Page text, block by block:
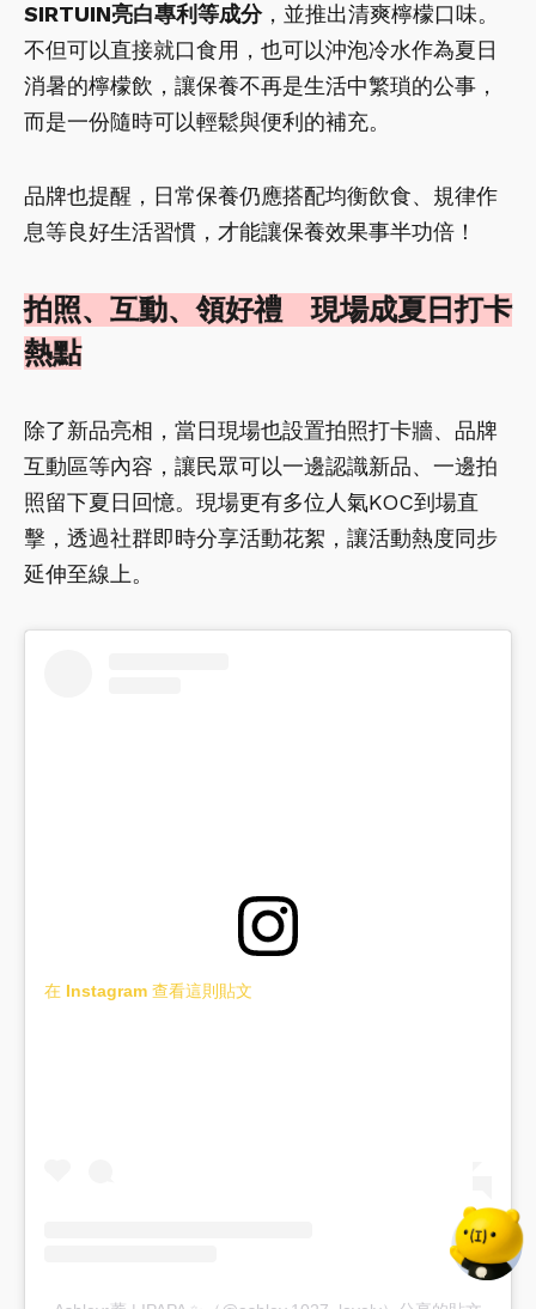
SIRTUIN亮白專利等成分，並推出清爽檸檬口味。
不但可以直接就口食用，也可以沖泡冷水作為夏日
消暑的檸檬飲，讓保養不再是生活中繁瑣的公事，
而是一份隨時可以輕鬆與便利的補充。
品牌也提醒，日常保養仍應搭配均衡飲食、規律作
息等良好生活習慣，才能讓保養效果事半功倍！
拍照、互動、領好禮 現場成夏日打卡
熱點
除了新品亮相，當日現場也設置拍照打卡牆、品牌
互動區等內容，讓民眾可以一邊認識新品、一邊拍
照留下夏日回憶。現場更有多位人氣KOC到場直
擊，透過社群即時分享活動花絮，讓活動熱度同步
延伸至線上。
在 Instagram 查看這則貼文